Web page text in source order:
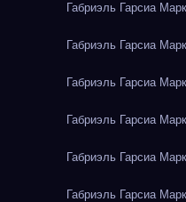
Габриэль Гарсиа
Габриэль Гарсиа
Габриэль Гарсиа
Габриэль Гарсиа
Габриэль Гарсиа
Габриэль Гарсиа